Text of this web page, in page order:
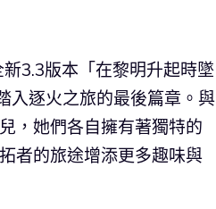
3.3版本「在黎明升起時墜
入逐火之旅的最後篇章。與
，她們各自擁有著獨特的
者的旅途增添更多趣味與